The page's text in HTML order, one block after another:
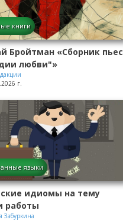
книги
Бройтман «Сборник пьес
любви"»
г.
языки
идиомы на тему
работы
Забуркина